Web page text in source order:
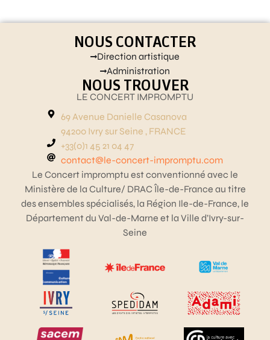
NOUS CONTACTER
Direction artistique
Administration
NOUS TROUVER
LE CONCERT IMPROMPTU
69 Avenue Danielle Casanova
94200 Ivry sur Seine , FRANCE
+33(0)1 45 21 04 47
contact@le-concert-impromptu.com
Le Concert impromptu est conventionné avec le
Ministère de la Culture/ DRAC Île-de-France au titre
des ensembles spécialisés, la Région Ile-de-France, le
Département du Val-de-Marne et la Ville d’Ivry-sur-
Seine